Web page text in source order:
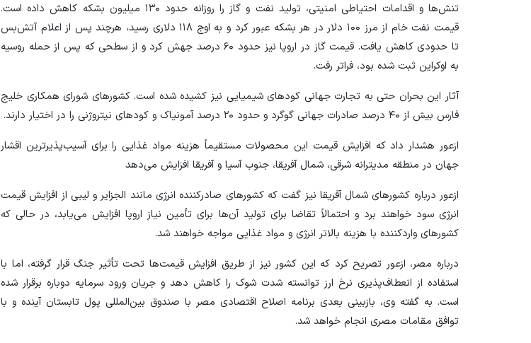
تنش‌ها و اقدامات احتیاطی امنیتی، تولید نفت و گاز را روزانه حدود ۱۳۰ میلیون بشکه کاهش داده است.
قیمت نفت خام از مرز ۱۰۰ دلار در هر بشکه عبور کرد و به اوج ۱۱۸ دلاری رسید، هرچند پس از اعلام آتش‌بس
تا حدودی کاهش یافت. قیمت گاز در اروپا نیز حدود ۶۰ درصد جهش کرد و از سطحی که پس از حمله روسیه
به اوکراین ثبت شده بود، فراتر رفت.
آثار این بحران حتی به تجارت جهانی کودهای شیمیایی نیز کشیده شده است. کشورهای شورای همکاری خلیج
فارس بیش از ۴۰ درصد صادرات جهانی گوگرد و حدود ۲۰ درصد آمونیاک و کودهای نیتروژنی را در اختیار دارند.
ازعور هشدار داد که افزایش قیمت این محصولات مستقیماً هزینه مواد غذایی را برای آسیب‌پذیرترین اقشار
جهان در منطقه مدیترانه شرقی، شمال آفریقا، جنوب آسیا و آفریقا افزایش می‌دهد
ازعور درباره کشورهای شمال آفریقا نیز گفت که کشورهای صادرکننده انرژی مانند الجزایر و لیبی از افزایش قیمت
انرژی سود خواهند برد و احتمالاً تقاضا برای تولید آن‌ها برای تأمین نیاز اروپا افزایش می‌یابد، در حالی که
کشورهای واردکننده با هزینه بالاتر انرژی و مواد غذایی مواجه خواهند شد.
درباره مصر، ازعور تصریح کرد که این کشور نیز از طریق افزایش قیمت‌ها تحت تأثیر جنگ قرار گرفته، اما با
استفاده از انعطاف‌پذیری نرخ ارز توانسته شدت شوک را کاهش دهد و جریان ورود سرمایه دوباره برقرار شده
است. به گفته وی، بازبینی بعدی برنامه اصلاح اقتصادی مصر با صندوق بین‌المللی پول تابستان آینده و با
توافق مقامات مصری انجام خواهد شد.